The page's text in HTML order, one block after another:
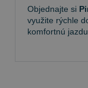
Objednajte si
využite rýchle
komfortnú